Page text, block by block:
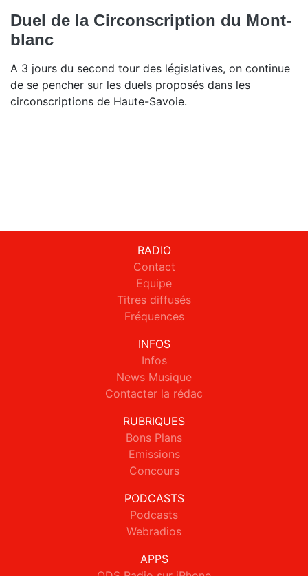
Duel de la Circonscription du Mont-
blanc
A 3 jours du second tour des législatives, on continue
de se pencher sur les duels proposés dans les
circonscriptions de Haute-Savoie.
RADIO
Contact
Equipe
Titres diffusés
Fréquences
INFOS
Infos
News Musique
Contacter la rédac
RUBRIQUES
Bons Plans
Emissions
Concours
PODCASTS
Podcasts
Webradios
APPS